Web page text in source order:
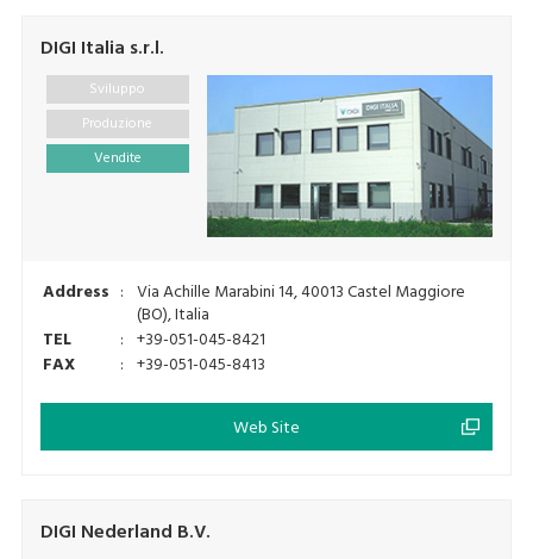
DIGI Italia s.r.l.
Sviluppo
Produzione
Vendite
Address : Via Achille Marabini 14, 40013 Castel Maggiore
(BO), Italia
TEL
: +39-051-045-8421
FAX
: +39-051-045-8413
Web Site
DIGI Nederland B.V.